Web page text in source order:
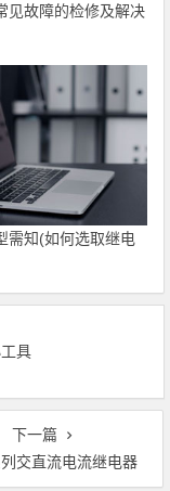
见故障的检修及解决
需知(如何选取继电
具
下一篇
交直流电流继电器